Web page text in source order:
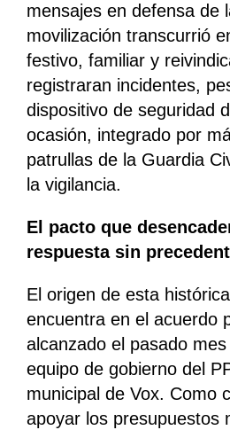
mensajes en defensa de
movilización transcurrió
festivo, familiar y
registraran incidentes,
dispositivo de seguridad
ocasión, integrado por
patrullas de la Guardia
la vigilancia.
El pacto que
respuesta sin
El origen de esta
encuentra en el acuerdo
alcanzado el pasado
equipo de gobierno del
municipal de Vox. Como
apoyar los presupuestos